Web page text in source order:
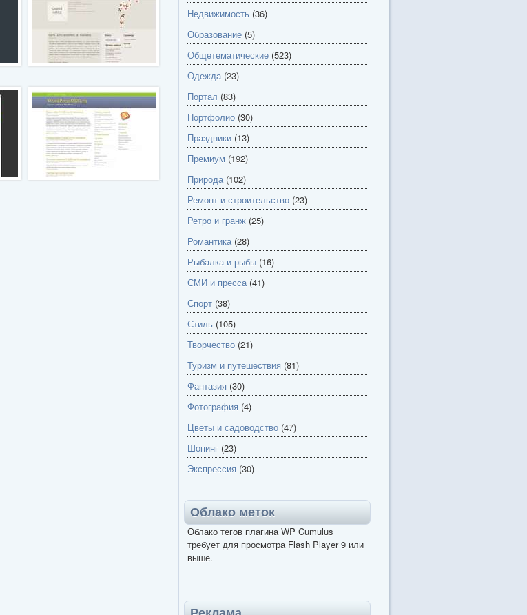
Недвижимость (36)
Образование (5)
Общетематические (523)
Одежда(23)
Портал (83)
Портфолио (30)
Праздники (13)
Премиум (192)
Природа(102)
Ремонт и строительство (23)
Ретро и гранж (25)
Романтика(28)
Рыбалка и рыбы (16)
СМИ и пресса(41)
Спорт (38)
Стиль (105)
Творчество (21)
Туризм и путешествия (81)
Фантазия (30)
Фотография (4)
Цветы и садоводство (47)
Шопинг (23)
Экспрессия (30)
Облако меток
Облако тегов плагина WP Cumulus
требует для просмотра Flash Player 9 или
выше.